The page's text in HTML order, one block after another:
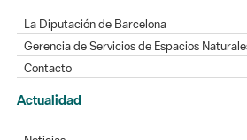
La Diputación de Barcelona
Gerencia de Servicios de Espacios
Contacto
Actualidad